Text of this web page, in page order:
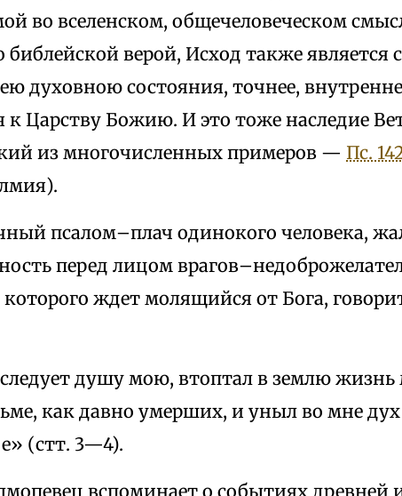
во вселенском, общечеловеческом
верой, Исход также является
духовною состояния, точнее,
Царству Божию. И это тоже наследие
из многочисленных примеров — Пс.
псалом–плач одинокого человека,
перед лицом
которого ждет молящийся от Бога,
душу мою, втоптал в землю
как давно умерших, и уныл во мне
(стт. 3—4).
вспоминает о событиях древней